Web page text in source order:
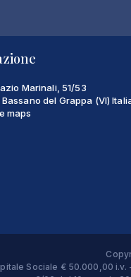
Marinali, 51/53
Bassano del Grappa (VI)
maps
Sociale € 50.000,00